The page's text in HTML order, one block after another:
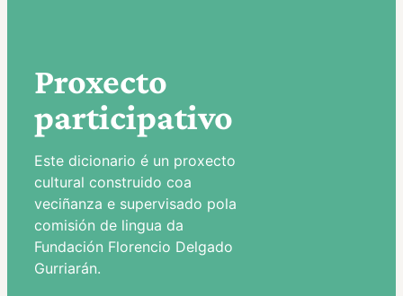
Proxecto
participativo
Este dicionario é un proxecto
cultural construido coa
veciñanza e supervisado pola
comisión de lingua da
Fundación Florencio Delgado
Gurriarán.